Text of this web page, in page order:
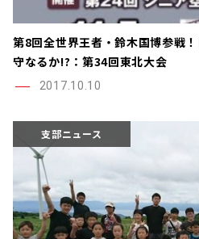
第8回全世界王者・鈴木国博参戦
守なるか!?：第34回東北大会
2017.10.10
支部ニュース